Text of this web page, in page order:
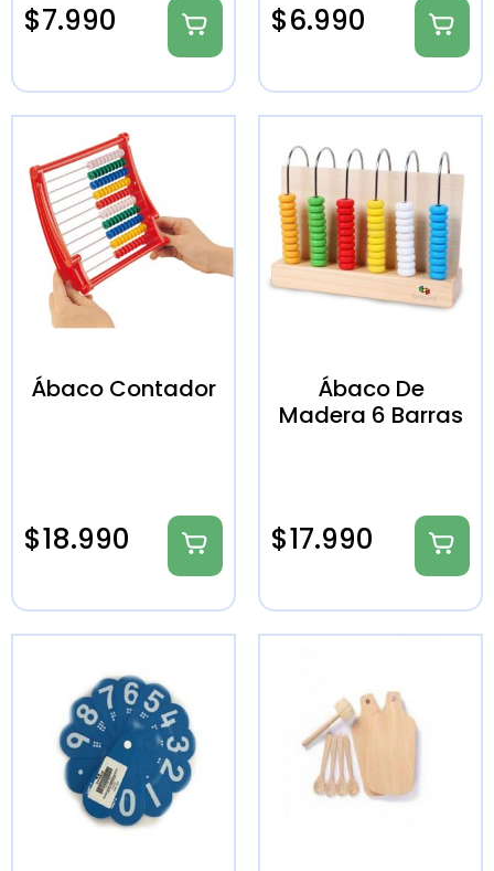
$7.990 $6.990
Ábaco Contador
$18.990
Ábaco De
Madera 6 Barras
$17.990